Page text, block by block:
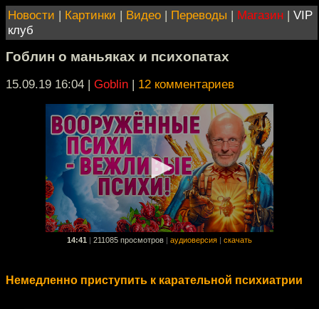
Новости | Картинки | Видео | Переводы | Магазин | VIP
клуб
Гоблин о маньяках и психопатах
15.09.19 16:04 | Goblin | 12 комментариев
14:41 211085 просмотров аудиоверсия скачать
Немедленно приступить к карательной психиатрии